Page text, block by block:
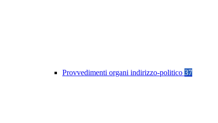
Provvedimenti organi indirizzo-politico 37